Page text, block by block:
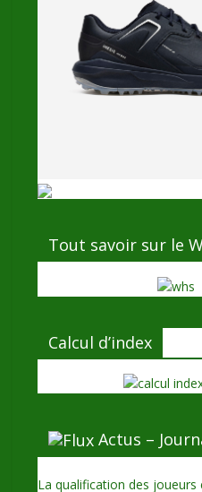
Tout savoir sur le
Calcul d’index
Actus –
La qualification des joueurs